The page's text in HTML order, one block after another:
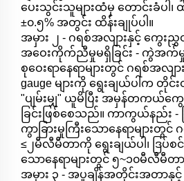
ပေးသွင်းသူများထံမှ တောင်းခံပါ
±၀.၅% အတွင်း ထိန်းချုပ်ပါ။
အမှား ၂ - ဂရစ်အလျားနှင့် ကွေး
အဝေးကိုက်ညီမှုမရှိခြင်း - ကွဲအက်မှု
စုဝေးရာနေရာများတွင် ဂရစ်အလျာ
gauge များကို ရွေးချယ်ပါက တို
"ပျမ်းမျှ" ယူမိပြီး အမှန်တကယ်ကွ
ခြင်းဖြစ်စေသည်။ ကာကွယ်နည်း -
ကွာခြားမှုကြီးသောနေရာများတွင်
≤၂မီလီမီတာကို ရွေးချယ်ပါ၊ ဒြ
သောနေရာများတွင် ၅~၁၀မီလီမီတ
အမှား ၃ - အပူချိန်အတိုင်းအတာနှ